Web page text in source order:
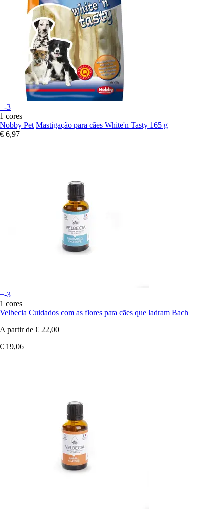
+-3
1 cores
Nobby Pet Mastigação para cães White'n Tasty 165 g
€ 6,97
+-3
1 cores
Velbecia Cuidados com as flores para cães que ladram Bach
A partir de € 22,00
€ 19,06